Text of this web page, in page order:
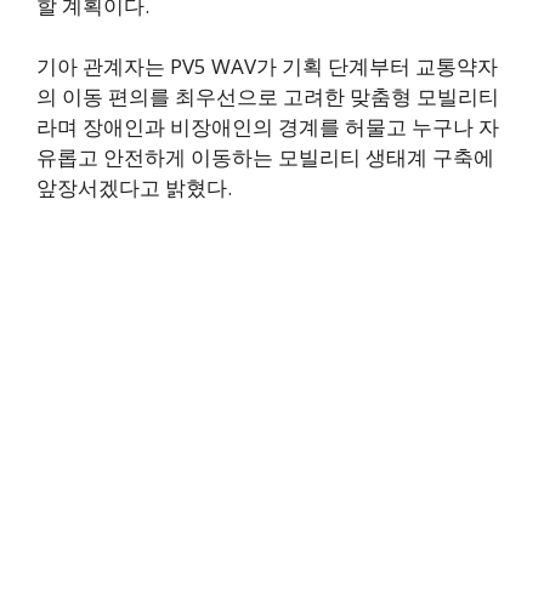
기아 관계자는 PV5 WAV가 기획 단계부터 교통약자
의 이동 편의를 최우선으로 고려한 맞춤형 모빌리티
라며 장애인과 비장애인의 경계를 허물고 누구나 자
유롭고 안전하게 이동하는 모빌리티 생태계 구축에
앞장서겠다고 밝혔다.